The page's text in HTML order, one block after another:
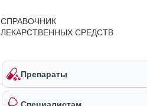
СПРАВОЧНИК
ЛЕКАРСТВЕННЫХ СРЕДСТВ
Препараты